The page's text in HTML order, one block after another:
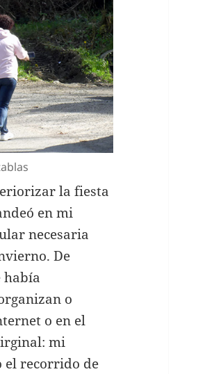
la fiesta
en mi
necesaria
De
había
o
o en el
mi
el recorrido de